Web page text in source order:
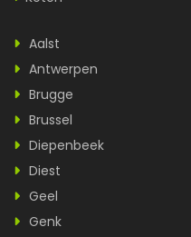
Aalst
Antwerpen
Brugge
Brussel
Diepenbeek
Diest
Geel
Genk